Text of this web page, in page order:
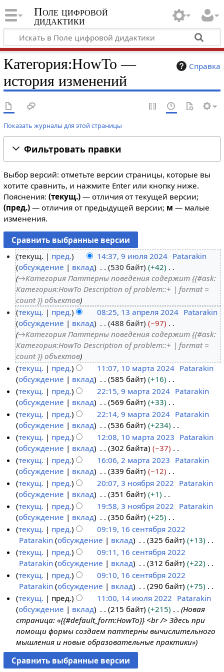
Поле цифровой
дидактики
Справка
Категория:HowTo —
история изменений
Показать журналы для этой страницы
Фильтровать правки
Выбор версий: отметьте версии страницы, которые вы
хотите сравнить, и нажмите Enter или кнопку ниже.
Пояснения: (текущ.)— отличия от текущей версии;
(пред.)— отличия от предыдущей версии; м — малые
изменения.
я
текущ. пред. 14:37, 9 июля 2024 Patarakin
обсуждение
вклад 530 байт
+42
→Категория Паттерны поведения содержит {{#ask:
Категория:HowTo Description of problem::+ | format =
count }} объектов
р
л
2
2
текущ. пред. 08:25, 13 апреля 2024 Patarakin
обсуждение
вклад 488 байт
−97
→Категория Паттерны поведения содержит {{#ask:
Категория:HowTo Description of problem::+ | format =
count }} объектов
0
а
т
2
2
текущ. пред. 11:07, 10 марта 2024 Patarakin
обсуждение
вклад 585 байт
+16
Н
е
т
о
п
и
с
а
н
и
я
п
р
а
в
к
и
м
р
а
0
4
текущ. пред. 22:15, 9 марта 2024 Patarakin
обсуждение
вклад 569 байт
+33
Н
е
т
о
п
и
с
а
н
и
я
п
р
а
в
к
и
текущ. пред. 22:14, 9 марта 2024 Patarakin
обсуждение
вклад 536 байт
+234
Н
е
т
о
п
и
с
а
н
и
я
п
р
а
в
к
и
0
а
т
2
2
текущ. пред. 12:08, 10 марта 2023 Patarakin
обсуждение
вклад 302 байта
−37
Н
е
т
о
п
и
с
а
и
я
п
р
а
в
к
и
м
р
а
0
3
текущ. пред. 16:06, 2 марта 2023 Patarakin
обсуждение
вклад 339 байт
−12
Н
е
т
о
п
и
с
а
и
я
п
р
а
в
к
и
н
я
р
2
2
текущ. пред. 20:07, 3 ноября 2022 Patarakin
обсуждение
вклад 351 байт
+1
Н
е
т
о
п
и
с
а
и
я
п
р
а
в
к
текущ. пред. 19:58, 3 ноября 2022 Patarakin
обсуждение
вклад 350 байт
+25
Н
е
т
о
п
и
с
а
н
р
6
е
т
0
текущ. пред.
09:19, 16 сентября 2022
Patarakin обсуждение вклад 325 байт
+13
Н
е
т
о
п
и
с
а
н
и
я
текущ. пред.
09:11, 16 сентября 2022
Patarakin обсуждение вклад 312 байт
+22
Н
е
т
о
п
и
с
а
н
текущ. пред.
09:10, 16 сентября 2022
Patarakin обсуждение вклад 290 байт
+75
Н
е
т
о
п
и
с
я
текущ. пред. 11:00, 14 июля 2022 Patarakin
обсуждение
вклад 215 байт +215
Новая
страница: «{{#default_form:HowTo}} <br /> Здесь при
помощи формы создаем паттерны вычислительного
мышления и новые образовательные практики»